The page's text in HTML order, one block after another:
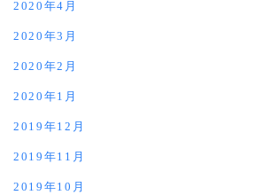
2020年4月
2020年3月
2020年2月
2020年1月
2019年12月
2019年11月
2019年10月